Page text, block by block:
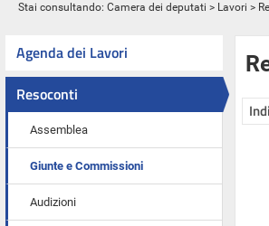
Stai consultando: Camera dei deputati > Lavori >
Agenda dei Lavori
Resoconti
Assemblea
Giunte e Commissioni
Audizioni